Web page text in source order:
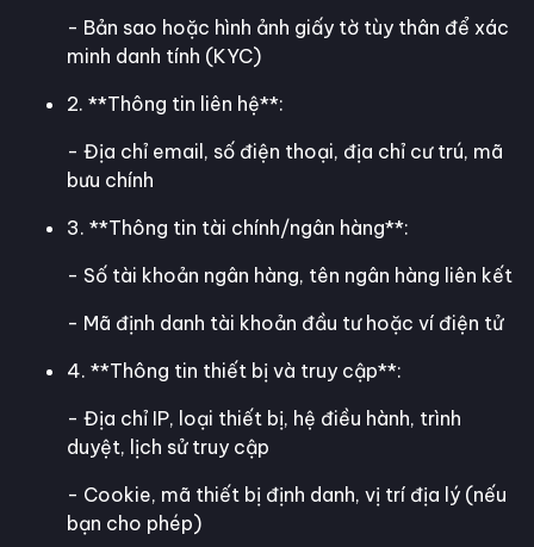
- Bản sao hoặc hình ảnh giấy tờ tùy thân để xác
minh danh tính (KYC)
2. **Thông tin liên hệ**:
- Địa chỉ email, số điện thoại, địa chỉ cư trú, mã
bưu chính
3. **Thông tin tài chính/ngân hàng**:
- Số tài khoản ngân hàng, tên ngân hàng liên kết
- Mã định danh tài khoản đầu tư hoặc ví điện tử
4. **Thông tin thiết bị và truy cập**:
- Địa chỉ IP, loại thiết bị, hệ điều hành, trình
duyệt, lịch sử truy cập
- Cookie, mã thiết bị định danh, vị trí địa lý (nếu
bạn cho phép)